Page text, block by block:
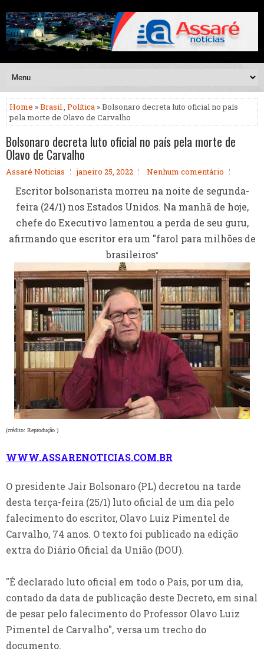
Home »Brasil, Política » Bolsonaro decreta luto oficial no país
pela morte de Olavo de Carvalho
Bolsonaro decreta luto oficial no país pela morte de
Olavo de Carvalho
Assaré Noticias janeiro 25, 2022 Nenhum comentário
Escritor bolsonarista morreu na noite de segunda-
feira (24/1) nos Estados Unidos. Na manhã de hoje,
chefe do Executivo lamentou a perda de seu guru,
afirmando que escritor era um "farol para milhões de
brasileiros"
(crédito: Reprodução )
WWW.ASSARENOTICIAS.COM.BR
O presidente Jair Bolsonaro (PL) decretou na tarde
desta terça-feira (25/1) luto oficial de um dia pelo
falecimento do escritor, Olavo Luiz Pimentel de
Carvalho, 74 anos. O texto foi publicado na edição
extra do Diário Oficial da União (DOU).
"É declarado luto oficial em todo o País, por um dia,
contado da data de publicação deste Decreto, em sinal
de pesar pelo falecimento do Professor Olavo Luiz
Pimentel de Carvalho", versa um trecho do
documento.